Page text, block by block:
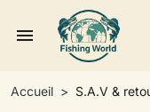
menu
Accueil S.A.V &